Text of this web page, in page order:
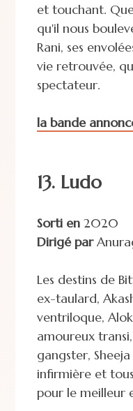
et touchant.
qu'il nous
Rani, ses
vie retrouvée,
spectateur.
la bande
13. Ludo
Sorti en 2020
Dirigé par
Les destins de
ex-taulard,
ventriloque,
amoureux
gangster, Sheeja
infirmière et
pour le meilleur